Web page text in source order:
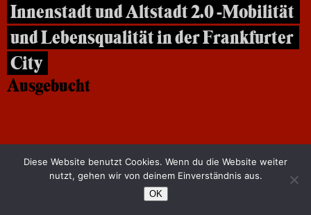
Innenstadt und Altstadt 2.0 -Mobilität
und Lebensqualität in der Frankfurter
City
Ausgebucht
Diese Website benutzt Cookies. Wenn du die Website weiter
nutzt, gehen wir von deinem Einverständnis aus.
OK